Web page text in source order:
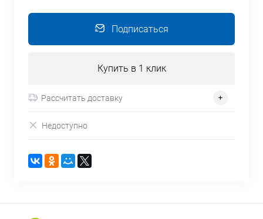
Подписаться
Купить в 1 клик
Рассчитать доставку
Недоступно